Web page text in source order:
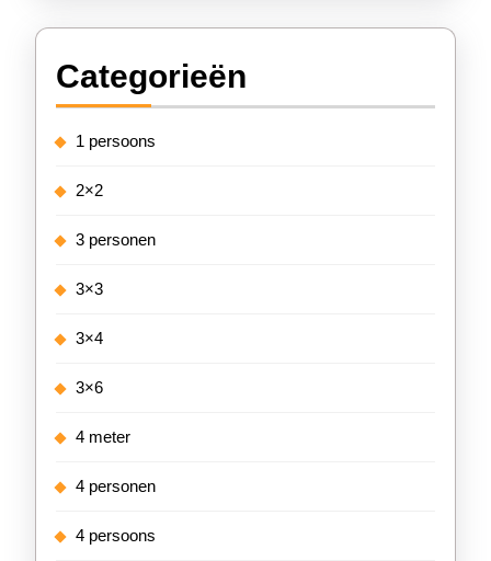
Categorieën
1 persoons
2×2
3 personen
3×3
3×4
3×6
4 meter
4 personen
4 persoons